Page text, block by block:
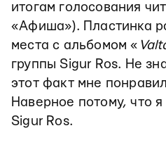
итогам голосования
«Афиша»). Пластинка
места с альбомом «
группы Sigur Ros. Не
этот факт мне
Наверное потому, что
Sigur Ros.